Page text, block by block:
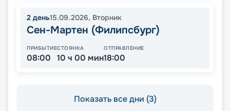
2 день15.09.2026, Вторник
Сен-Мартен (Филипсбург)
ПРИБЫТИЕ
08:00
СТОЯНКА
10 ч 00 мин
ОТПРАВЛЕНИЕ
18:00
Показать все дни (3)